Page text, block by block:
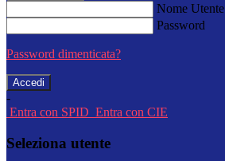
Nome Utente
Password
Password dimenticata?
-
Entra con SPID Entra con CIE
Seleziona utente